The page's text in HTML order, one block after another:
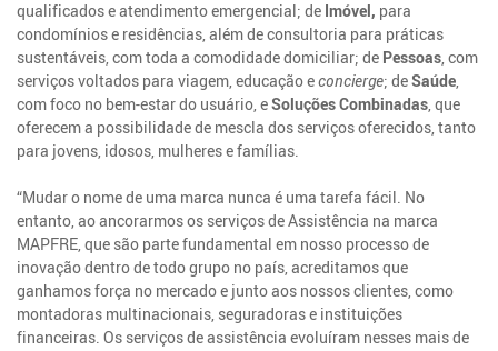
qualificados e atendimento emergencial; de Imóvel, para
condomínios e residências, além de consultoria para práticas
sustentáveis, com toda a comodidade domiciliar; de Pessoas , com
serviços voltados para viagem, educação econcierge; deSaúde
com foco no bem-estar do usuário, eSoluções Combinadas , que
oferecem a possibilidade de mescla dos serviços oferecidos, tanto
para jovens, idosos, mulheres e famílias.
“Mudar o nome de uma marca nunca é uma tarefa fácil. No
entanto, ao ancorarmos os serviços de Assistência na marca
MAPFRE, que são parte fundamental em nosso processo de
inovação dentro de todo grupo no país, acreditamos que
ganhamos força no mercado e junto aos nossos clientes, como
montadoras multinacionais, seguradoras e instituições
financeiras. Os serviços de assistência evoluíram nesses mais de